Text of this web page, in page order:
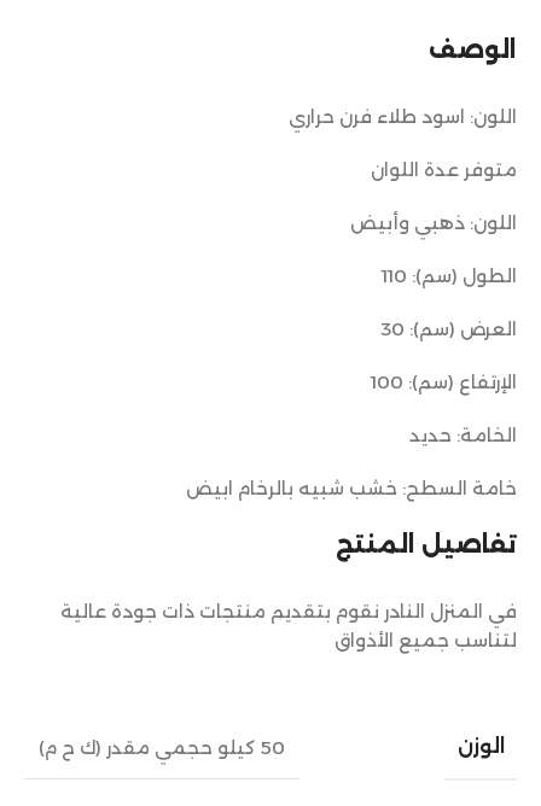
تفاصيل المنتج
في المنزل النادر نقوم بتقديم منتجات ذات جودة عالية
لتناسب جميع الأذواق
الوزن 50 كيلو حجمي مقدر (ك ح م)
الوصف
اللون: اسود طلاء فرن حراري
متوفر عدة اللوان
اللون: ذهبي وأبيض
الطول (سم): 110
العرض (سم): 30
الإرتفاع (سم): 100
الخامة: حديد
خامة السطح: خشب شبيه بالرخام ابيض